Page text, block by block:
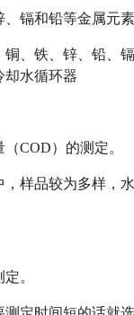
镉和铅等金属元素
、铁、锌、铅、
却水循环器
COD）的测定。
，样品较为多样，
。